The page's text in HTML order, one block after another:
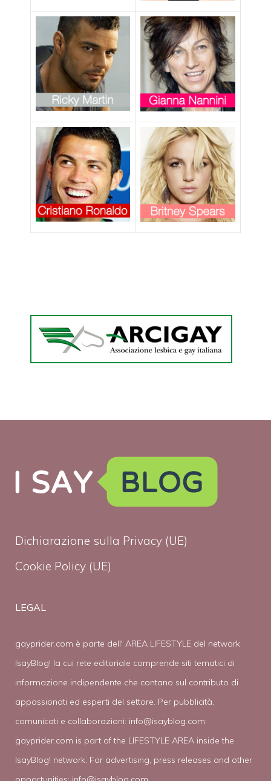
Dichiarazione sulla Privacy (UE)
Cookie Policy (UE)
LEGAL
gayprider.com è parte dell' AREA LIFESTYLE del network
IsayBlog! la cui rete editoriale comprende siti tematici di
informazione indipendente che contano sul contributo di
appassionati ed esperti del settore. Per pubblicità,
comunicati e collaborazioni: info@isayblog.com
gayprider.com is part of the LIFESTYLE AREA inside the
IsayBlog! network. For advertising, press releases and other